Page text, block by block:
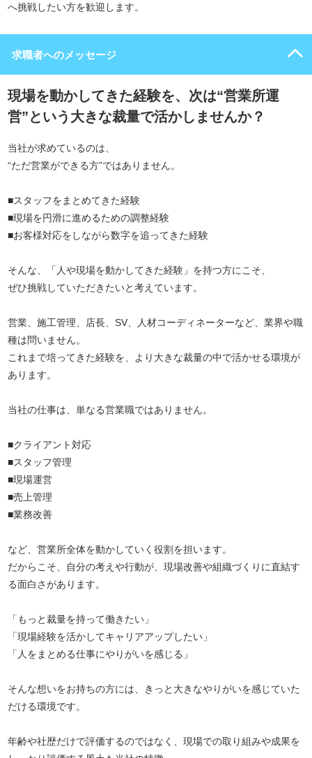
へ挑戦したい方を歓迎します。
求職者へのメッセージ
現場を動かしてきた経験を、次は“営業所運
営”という大きな裁量で活かしませんか？
当社が求めているのは、
“ただ営業ができる方”ではありません。
■スタッフをまとめてきた経験
■現場を円滑に進めるための調整経験
■お客様対応をしながら数字を追ってきた経験
そんな、「人や現場を動かしてきた経験」を持つ方にこそ、
ぜひ挑戦していただきたいと考えています。
営業、施工管理、店長、SV、人材コーディネーターなど、業界や職
種は問いません。
これまで培ってきた経験を、より大きな裁量の中で活かせる環境が
あります。
当社の仕事は、単なる営業職ではありません。
■クライアント対応
■スタッフ管理
■現場運営
■売上管理
■業務改善
など、営業所全体を動かしていく役割を担います。
だからこそ、自分の考えや行動が、現場改善や組織づくりに直結す
る面白さがあります。
「もっと裁量を持って働きたい」
「現場経験を活かしてキャリアアップしたい」
「人をまとめる仕事にやりがいを感じる」
そんな想いをお持ちの方には、きっと大きなやりがいを感じていた
だける環境です。
年齢や社歴だけで評価するのではなく、現場での取り組みや成果を